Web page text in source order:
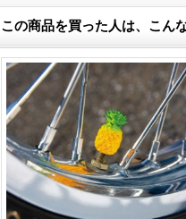
この商品を買った人は、こん